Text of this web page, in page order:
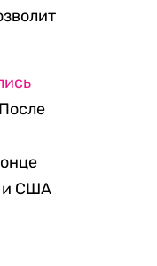
и США